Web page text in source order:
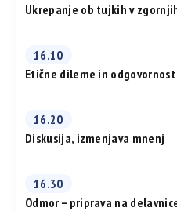
Ukrepanje ob tujkih v
16.10
Etične dileme in odgovornost
16.20
Diskusija, izmenjava mnenj
16.30
Odmor – priprava na